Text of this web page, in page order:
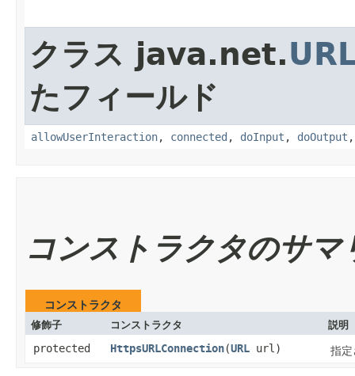
クラス java.net.
たフィールド
allowUserInteraction, connected , doInput , doOutput
コンストラクタのサマ
コンストラクタ
修飾子 コンストラクタ 説明
protected HttpsURLConnection​(URL url) 指